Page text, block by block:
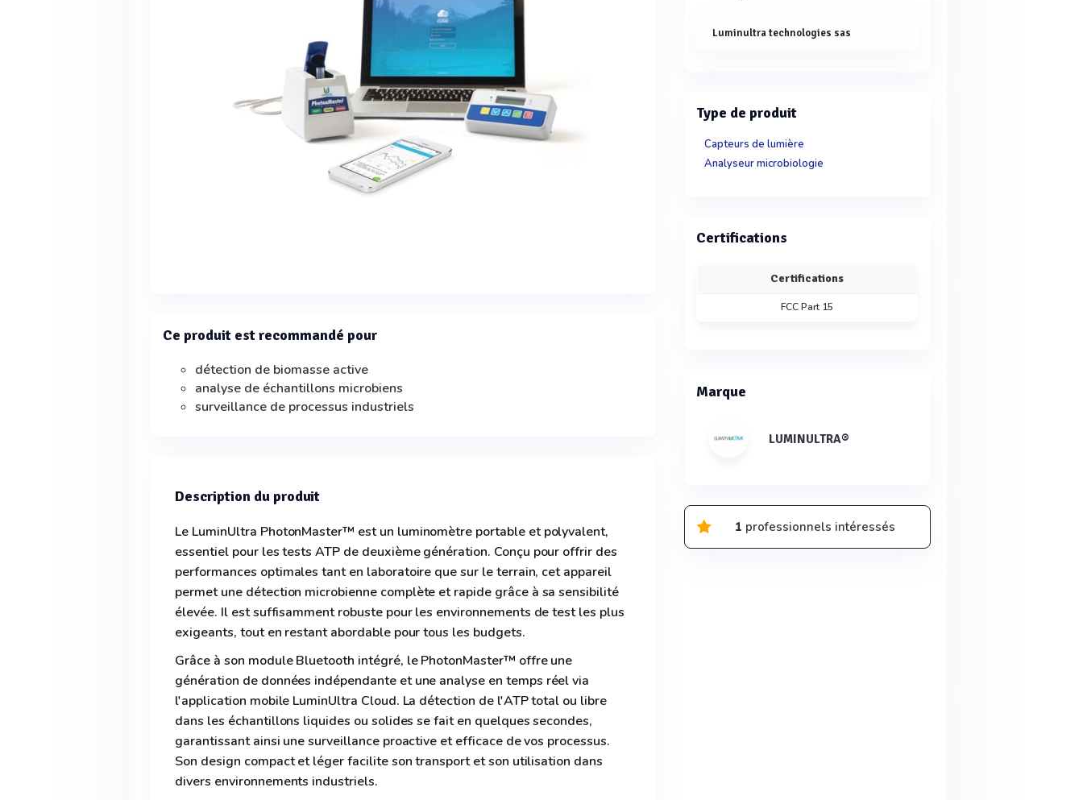
Ce produit est recommandé pour
détection de biomasse active
analyse de échantillons microbiens
surveillance de processus industriels
Description du produit
Le LuminUltra PhotonMaster™ est un luminomètre portable et polyvalent,
essentiel pour les tests ATP de deuxième génération. Conçu pour offrir des
performances optimales tant en laboratoire que sur le terrain, cet appareil
permet une détection microbienne complète et rapide grâce à sa sensibilité
élevée. Il est suffisamment robuste pour les environnements de test les plus
exigeants, tout en restant abordable pour tous les budgets.
Grâce à son module Bluetooth intégré, le PhotonMaster™ offre une
génération de données indépendante et une analyse en temps réel via
l'application mobile LuminUltra Cloud. La détection de l'ATP total ou libre
dans les échantillons liquides ou solides se fait en quelques secondes,
garantissant ainsi une surveillance proactive et efficace de vos processus.
Son design compact et léger facilite son transport et son utilisation dans
divers environnements industriels.
Luminultra technologies sas
Type de produit
Capteurs de lumière
Analyseur microbiologie
Certifications
Certifications
FCC Part 15
Marque
LUMINULTRA®
1 professionnels intéressés